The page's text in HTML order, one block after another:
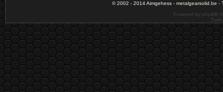
© 2002 - 2014 Aimgehess - metalgearsolid.be -
Powered by phpBB